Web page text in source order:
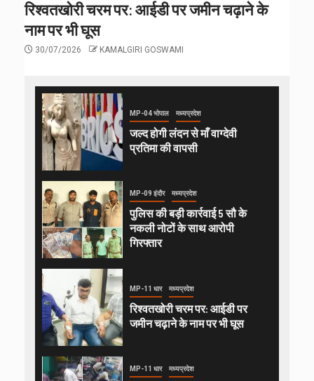
रिश्वतखोरी चरम पर: आईडी पर जमीन चढ़ाने के
नाम पर भी घूस
30/07/2026 KAMALGIRI GOSWAMI
MP-04 भोपाल मध्यप्रदेश
जल्द होगी लंदन से माँ वाग्देवी
प्रतिमा की वापसी
MP-09 इंदौर मध्यप्रदेश
पुलिस की बड़ी कार्रवाई 5 सौ के
नकली नोटों के साथ आरोपी
गिरफ्तार
MP-11 धार मध्यप्रदेश
रिश्वतखोरी चरम पर: आईडी पर
जमीन चढ़ाने के नाम पर भी घूस
MP-11 धार मध्यप्रदेश